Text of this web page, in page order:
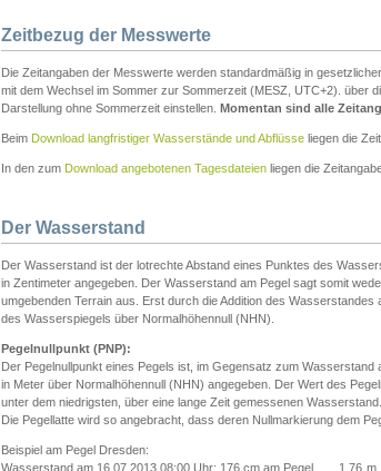
Zeitbezug der Messwerte
Die Zeitangaben der Messwerte werden standardmäßig in
mit dem Wechsel im Sommer zur Sommerzeit (MESZ, UTC+2). über
Darstellung ohne Sommerzeit einstellen. Momentan sind alle
Beim Download langfristiger Wasserstände und Abflüsse liegen die
In den zum Download angebotenen Tagesdateien liegen die
Der Wasserstand
Der Wasserstand ist der lotrechte Abstand eines Punktes des
in Zentimeter angegeben. Der Wasserstand am Pegel sagt somit
umgebenden Terrain aus. Erst durch die Addition des
des Wasserspiegels über Normalhöhennull (NHN).
Pegelnullpunkt (PNP):
Der Pegelnullpunkt eines Pegels ist, im Gegensatz zum
in Meter über Normalhöhennull (NHN) angegeben. Der Wert des
unter dem niedrigsten, über eine lange Zeit gemessenen Wasserstand.
Die Pegellatte wird so angebracht, dass deren Nullmarkierung dem
Beispiel am Pegel Dresden:
Wasserstand am 16.07.2013 08:00 Uhr: 176 cm am Pegel
1,76 m